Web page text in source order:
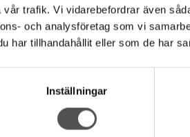
trafik. Vi vidarebefordrar även
och analysföretag som vi
har tillhandahållit eller som de har
Inställningar
för att sy cirklar med antingen
med denna fot. Den
ingår för att matcha ditt materials